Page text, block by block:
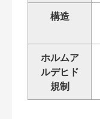
構造
ホルムア
ルデヒド
規制